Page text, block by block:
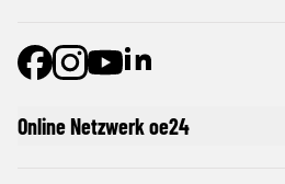
Online Netzwerk oe24